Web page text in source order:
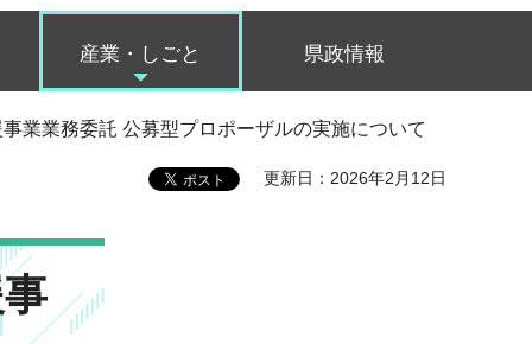
産業・しごと 県政情報
業業務委託 公募型プロポーザルの実施について
更新日：2026年2月12日